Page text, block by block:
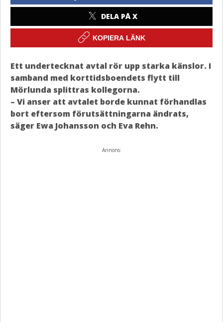
DELA PÅ X
KOPIERA LÄNK
Ett undertecknat avtal rör upp starka känslor. I
samband med korttidsboendets flytt till
Mörlunda splittras kollegorna.
– Vi anser att avtalet borde kunnat förhandlas
bort eftersom förutsättningarna ändrats,
säger Ewa Johansson och Eva Rehn.
Annons: